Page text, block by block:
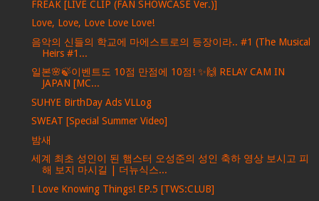
FREAK [LIVE CLIP (FAN SHOWCASE Ver.)]
Love, Love, Love Love Love!
음악의 신들의 학교에 마에스트로의 등장이라.. #1 (The Musical
Heirs #1...
일본🌸🍃이벤트도 10점 만점에 10점! ✨🙌 RELAY CAM IN
JAPAN [MC...
SUHYE BirthDay Ads VLLog
SWEAT [Special Summer Video]
밤새
세계 최초 성인이 된 햄스터 오성준의 성인 축하 영상 보시고 피
해 보지 마시길 | 더뉴식스...
I Love Knowing Things! EP.5 [TWS:CLUB]